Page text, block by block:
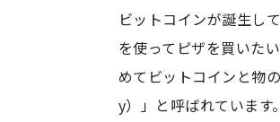
ビットコインが誕生し
を使ってピザを買いた
めてビットコインと物
y）」と呼ばれています。